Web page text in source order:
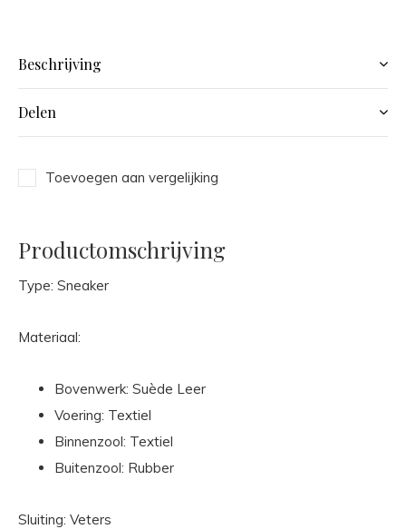
Beschrijving
Delen
Toevoegen aan vergelijking
Productomschrijving
Type: Sneaker
Materiaal:
Bovenwerk: Suède Leer
Voering: Textiel
Binnenzool: Textiel
Buitenzool: Rubber
Sluiting: Veters